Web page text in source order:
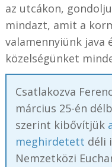
az utcákon,
mindazt, amit a
valamennyiünk java
közelségünket
Csatlakozva
március 25-én
szerint kibővítjük
meghirdetett déli
Nemzetközi